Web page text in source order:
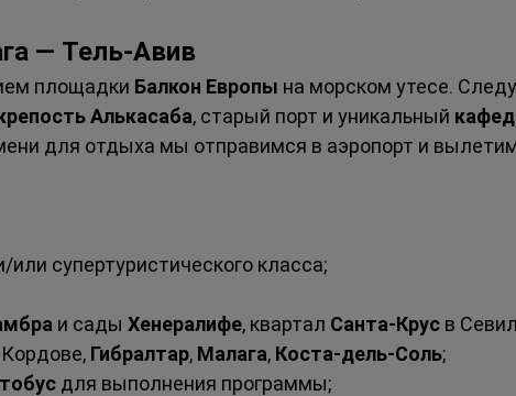
— Тель-Авив
площадки Балкон Европы на морском утесе.
Алькасаба, старый порт и уникальный
для отдыха мы отправимся в аэропорт и
или супертуристического класса;
и сады Хенералифе, квартал Санта-Крус в
Гибралтар, Малага, Коста-дель-Соль;
для выполнения программы;